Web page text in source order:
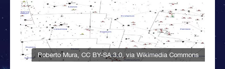
Roberto Mura CC BY-SA 3.0 , via Wikimedia Commons